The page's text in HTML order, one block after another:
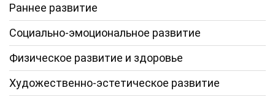
Раннее развитие
Социально-эмоциональное развитие
Физическое развитие и здоровье
Художественно-эстетическое развитие